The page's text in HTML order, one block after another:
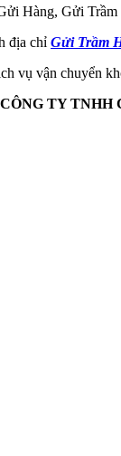
Hàng, Gửi
địa chỉ Gửi Trầm
vụ vận chuyển
CÔNG TY TNHH